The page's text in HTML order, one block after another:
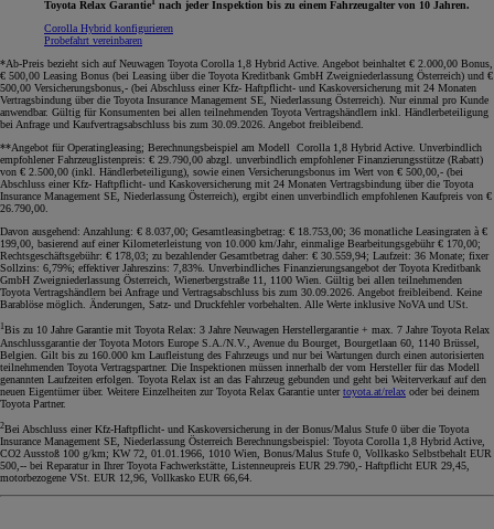
Toyota Relax Garantie
nach jeder Inspektion bis zu einem Fahrzeugalter von 10 Jahren.
Corolla Hybrid konfigurieren
Probefahrt vereinbaren
*Ab-Preis bezieht sich auf Neuwagen Toyota Corolla 1,8 Hybrid Active. Angebot beinhaltet € 2.000,00 Bonus,
€ 500,00 Leasing Bonus (bei Leasing über die Toyota Kreditbank GmbH Zweigniederlassung Österreich) und €
500,00 Versicherungsbonus,- (bei Abschluss einer Kfz- Haftpflicht- und Kaskoversicherung mit 24 Monaten
Vertragsbindung über die Toyota Insurance Management SE, Niederlassung Österreich). Nur einmal pro Kunde
anwendbar. Gültig für Konsumenten bei allen teilnehmenden Toyota Vertragshändlern inkl. Händlerbeteiligung
bei Anfrage und Kaufvertragsabschluss bis zum 30.09.2026. Angebot freibleibend.
**Angebot für Operatingleasing; Berechnungsbeispiel am Modell Corolla 1,8 Hybrid Active. Unverbindlich
empfohlener Fahrzeuglistenpreis: € 29.790,00 abzgl. unverbindlich empfohlener Finanzierungsstütze (Rabatt)
von € 2.500,00 (inkl. Händlerbeteiligung), sowie einen Versicherungsbonus im Wert von € 500,00,- (bei
Abschluss einer Kfz- Haftpflicht- und Kaskoversicherung mit 24 Monaten Vertragsbindung über die Toyota
Insurance Management SE, Niederlassung Österreich), ergibt einen unverbindlich empfohlenen Kaufpreis von €
26.790,00.
Davon ausgehend: Anzahlung: € 8.037,00; Gesamtleasingbetrag: € 18.753,00; 36 monatliche Leasingraten à €
199,00, basierend auf einer Kilometerleistung von 10.000 km/Jahr, einmalige Bearbeitungsgebühr € 170,00;
Rechtsgeschäftsgebühr: € 178,03; zu bezahlender Gesamtbetrag daher: € 30.559,94; Laufzeit: 36 Monate; fixer
Sollzins: 6,79%; effektiver Jahreszins: 7,83%. Unverbindliches Finanzierungsangebot der Toyota Kreditbank
GmbH Zweigniederlassung Österreich, Wienerbergstraße 11, 1100 Wien. Gültig bei allen teilnehmenden
Toyota Vertragshändlern bei Anfrage und Vertragsabschluss bis zum 30.09.2026. Angebot freibleibend. Keine
Barablöse möglich. Änderungen, Satz- und Druckfehler vorbehalten. Alle Werte inklusive NoVA und USt.
1Bis zu 10 Jahre Garantie mit Toyota Relax: 3 Jahre Neuwagen Herstellergarantie + max. 7 Jahre Toyota Relax
Anschlussgarantie der Toyota Motors Europe S.A./N.V., Avenue du Bourget, Bourgetlaan 60, 1140 Brüssel,
Belgien. Gilt bis zu 160.000 km Laufleistung des Fahrzeugs und nur bei Wartungen durch einen autorisierten
teilnehmenden Toyota Vertragspartner. Die Inspektionen müssen innerhalb der vom Hersteller für das Modell
genannten Laufzeiten erfolgen. Toyota Relax ist an das Fahrzeug gebunden und geht bei Weiterverkauf auf den
neuen Eigentümer über. Weitere Einzelheiten zur Toyota Relax Garantie untertoyota.at/relax oder bei deinem
Toyota Partner.
2Bei Abschluss einer Kfz-Haftpflicht- und Kaskoversicherung in der Bonus/Malus Stufe 0 über die Toyota
Insurance Management SE, Niederlassung Österreich Berechnungsbeispiel: Toyota Corolla 1,8 Hybrid Active,
CO2 Ausstoß 100 g/km; KW 72, 01.01.1966, 1010 Wien, Bonus/Malus Stufe 0, Vollkasko Selbstbehalt EUR
500,-- bei Reparatur in Ihrer Toyota Fachwerkstätte, Listenneupreis EUR 29.790,- Haftpflicht EUR 29,45,
motorbezogene VSt. EUR 12,96, Vollkasko EUR 66,64.